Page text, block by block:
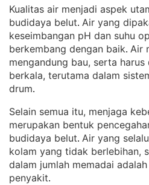
Kualitas air menjadi aspek
budidaya belut. Air yang
keseimbangan pH dan suhu
berkembang dengan baik. Air
mengandung bau, serta
berkala, terutama dalam
drum.
Selain semua itu, menjaga
merupakan bentuk
budidaya belut. Air yang
kolam yang tidak berlebihan,
dalam jumlah memadai
penyakit.